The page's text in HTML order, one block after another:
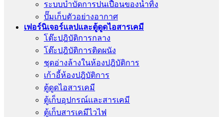
ระบบบำบัดการปนเปื้อนของน้ำทิ้ง
ปั๊มเก็บตัวอย่างอากาศ
เฟอร์นิเจอร์แลปและตู้ดูดไอสารเคมี
โต๊ะปฎิบัติการกลาง
โต๊ะปฎิบัติการติดผนัง
ชุดอ่างล้างในห้องปฎิบัติการ
เก้าอี้ห้องปฎิบัติการ
ตู้ดูดไอสารเคมี
ตู้เก็บอุปกรณ์เเละสารเคมี
ตู้เก็บสารเคมีไวไฟ